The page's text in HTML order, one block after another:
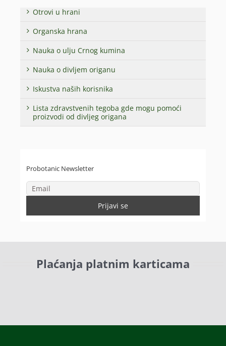
Otrovi u hrani
Organska hrana
Nauka o ulju Crnog kumina
Nauka o divljem origanu
Iskustva naših korisnika
Lista zdravstvenih tegoba gde mogu pomoći
proizvodi od divljeg origana
Probotanic Newsletter
Plaćanja platnim karticama